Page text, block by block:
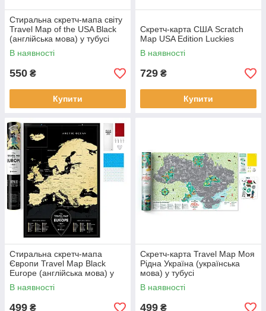
Стиральна скретч-мапа світу
Travel Map of the USA Black
(англійська мова) у тубусі
В наявності
550 ₴
Купити
Скретч-карта США Scratch
Map USA Edition Luckies
В наявності
729 ₴
Купити
Стиральна скретч-мапа
Європи Travel Map Black
Europe (англійська мова) у
тубусі
В наявності
499 ₴
Скретч-карта Travel Map Моя
Рідна Україна (українська
мова) у тубусі
В наявності
499 ₴